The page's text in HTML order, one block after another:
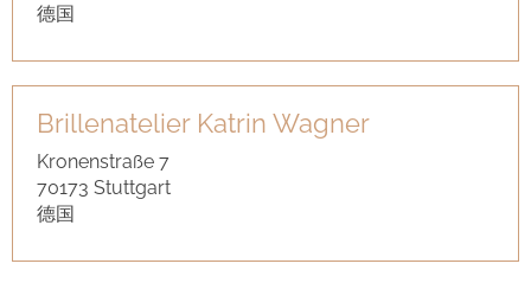
德国
Brillenatelier Katrin Wagner
Kronenstraße 7
70173 Stuttgart
德国